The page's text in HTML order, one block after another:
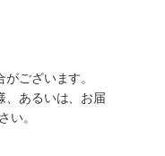
ございます。
、あるいは、お届
い。